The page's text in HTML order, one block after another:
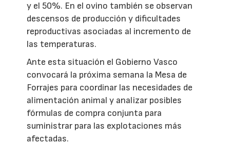
y el 50%. En el ovino también se observan
descensos de producción y dificultades
reproductivas asociadas al incremento de
las temperaturas.
Ante esta situación el Gobierno Vasco
convocará la próxima semana la Mesa de
Forrajes para coordinar las necesidades de
alimentación animal y analizar posibles
fórmulas de compra conjunta para
suministrar para las explotaciones más
afectadas.